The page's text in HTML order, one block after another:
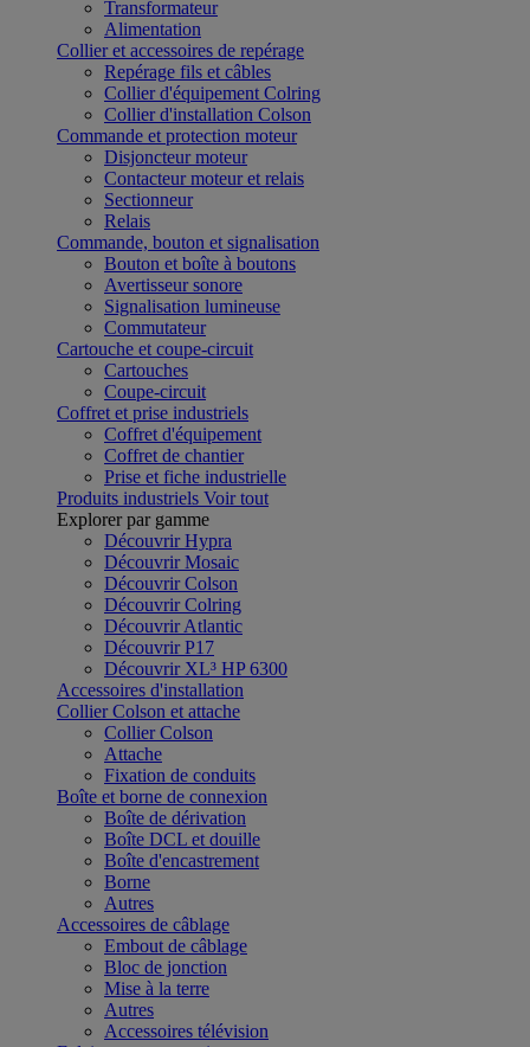
Transformateur
Alimentation
Collier et accessoires de repérage
Repérage fils et câbles
Collier d'équipement Colring
Collier d'installation Colson
Commande et protection moteur
Disjoncteur moteur
Contacteur moteur et relais
Sectionneur
Relais
Commande, bouton et signalisation
Bouton et boîte à boutons
Avertisseur sonore
Signalisation lumineuse
Commutateur
Cartouche et coupe-circuit
Cartouches
Coupe-circuit
Coffret et prise industriels
Coffret d'équipement
Coffret de chantier
Prise et fiche industrielle
Produits industriels Voir tout
Explorer par gamme
Découvrir Hypra
Découvrir Mosaic
Découvrir Colson
Découvrir Colring
Découvrir Atlantic
Découvrir P17
Découvrir XL³ HP 6300
Accessoires d'installation
Collier Colson et attache
Collier Colson
Attache
Fixation de conduits
Boîte et borne de connexion
Boîte de dérivation
Boîte DCL et douille
Boîte d'encastrement
Borne
Autres
Accessoires de câblage
Embout de câblage
Bloc de jonction
Mise à la terre
Autres
Accessoires télévision